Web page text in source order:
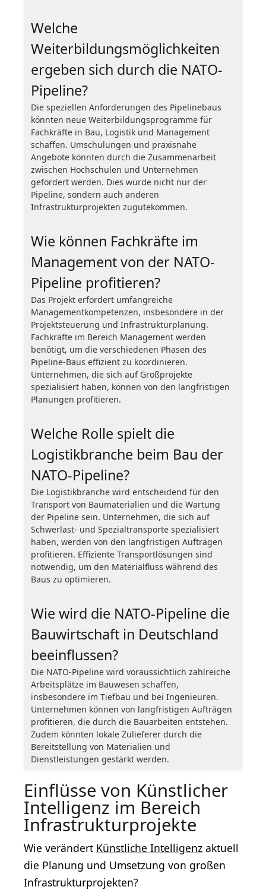
Welche
Weiterbildungsmöglichkeiten
ergeben sich durch die NATO-
Pipeline?
Die speziellen Anforderungen des Pipelinebaus
könnten neue Weiterbildungsprogramme für
Fachkräfte in Bau, Logistik und Management
schaffen. Umschulungen und praxisnahe
Angebote könnten durch die Zusammenarbeit
zwischen Hochschulen und Unternehmen
gefördert werden. Dies würde nicht nur der
Pipeline, sondern auch anderen
Infrastrukturprojekten zugutekommen.
Wie können Fachkräfte im
Management von der NATO-
Pipeline profitieren?
Das Projekt erfordert umfangreiche
Managementkompetenzen, insbesondere in der
Projektsteuerung und Infrastrukturplanung.
Fachkräfte im Bereich Management werden
benötigt, um die verschiedenen Phasen des
Pipeline-Baus effizient zu koordinieren.
Unternehmen, die sich auf Großprojekte
spezialisiert haben, können von den langfristigen
Planungen profitieren.
Welche Rolle spielt die
Logistikbranche beim Bau der
NATO-Pipeline?
Die Logistikbranche wird entscheidend für den
Transport von Baumaterialien und die Wartung
der Pipeline sein. Unternehmen, die sich auf
Schwerlast- und Spezialtransporte spezialisiert
haben, werden von den langfristigen Aufträgen
profitieren. Effiziente Transportlösungen sind
notwendig, um den Materialfluss während des
Baus zu optimieren.
Wie wird die NATO-Pipeline die
Bauwirtschaft in Deutschland
beeinflussen?
Die NATO-Pipeline wird voraussichtlich zahlreiche
Arbeitsplätze im Bauwesen schaffen,
insbesondere im Tiefbau und bei Ingenieuren.
Unternehmen können von langfristigen Aufträgen
profitieren, die durch die Bauarbeiten entstehen.
Zudem könnten lokale Zulieferer durch die
Bereitstellung von Materialien und
Dienstleistungen gestärkt werden.
Einflüsse von Künstlicher
Intelligenz im Bereich
Infrastrukturprojekte
Wie verändert Künstliche Intelligenz aktuell
die Planung und Umsetzung von großen
Infrastrukturprojekten?